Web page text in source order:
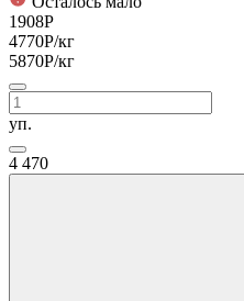
1908Р
4770Р/кг
5870Р/кг
уп.
4 470